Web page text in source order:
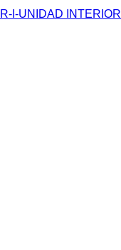
I-UNIDAD INTERIOR